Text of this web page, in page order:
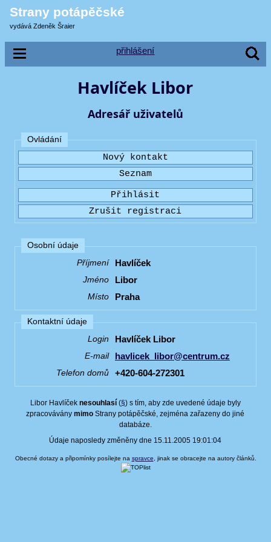
Strany potápěčské
vydává Zdeněk Šraier
přihlášení
Havlíček Libor
Adresář uživatelů
Ovládání
Osobní údaje
Příjmení
Havlíček
Jméno Libor
Místo Praha
Kontaktní údaje
Login
Havlíček Libor
E-mail havlicek_libor@centrum.cz
Telefon domů +420-604-272301
Libor Havlíček nesouhlasí(§) s tím, aby zde uvedené údaje byly
zpracováványmimo Strany potápěčské, zejména zařazeny do jiné
databáze.
Údaje naposledy změněny dne 15.11.2005 19:01:04
Obecné dotazy a připomínky posílejte na spravce , jinak se obracejte na autory článků.